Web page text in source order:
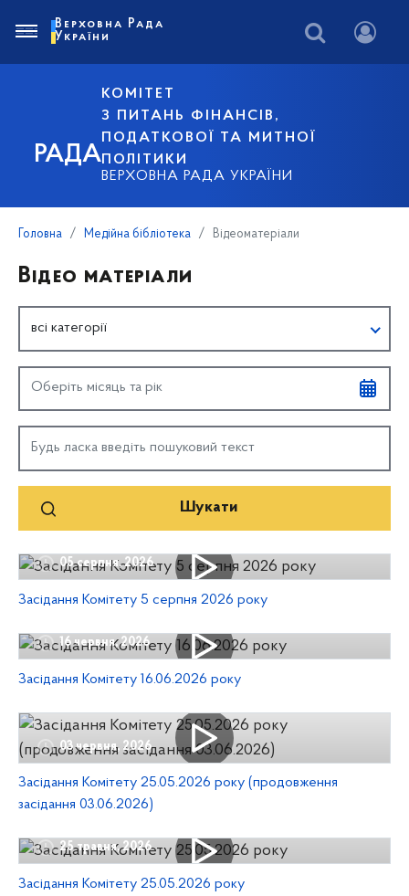
РАДА
КОМІТЕТ
З ПИТАНЬ ФІНАНСІВ,
ПОДАТКОВОЇ ТА МИТНОЇ
ПОЛІТИКИ
ВЕРХОВНА РАДА УКРАЇНИ
Верховна Рада
України
Головна Медійна бібліотека Відеоматеріали
Відео матеріали
всі категорії
05 серпня, 2026
Засідання Комітету 5 серпня 2026 року
16 червня, 2026
Засідання Комітету 16.06.2026 року
03 червня, 2026
Засідання Комітету 25.05.2026 року (продовження
засідання 03.06.2026)
25 травня, 2026
Засідання Комітету 25.05.2026 року